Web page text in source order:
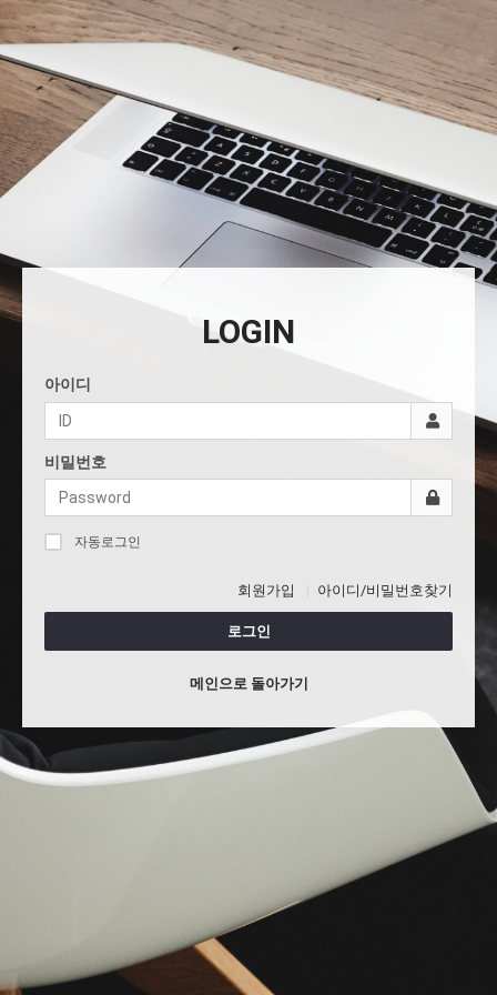
LOGIN
아이디
비밀번호
자동로그인
회원가입 아이디/비밀번호찾기
로그인
메인으로 돌아가기